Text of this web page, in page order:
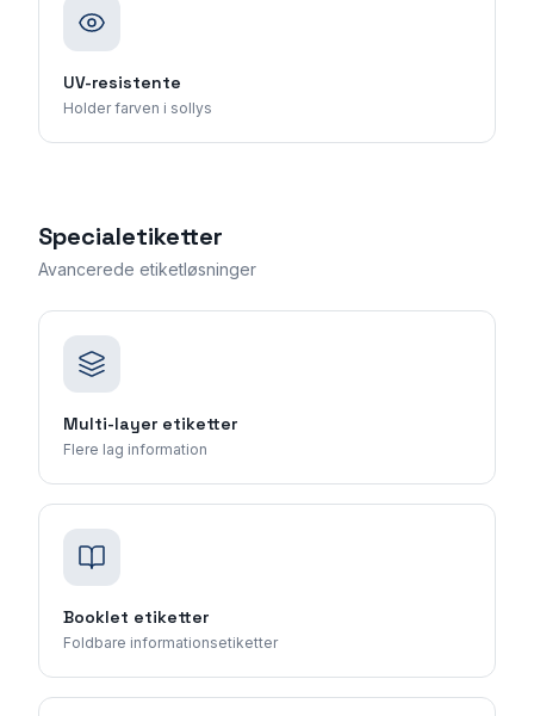
UV-resistente
Holder farven i sollys
Specialetiketter
Avancerede etiketløsninger
Multi-layer etiketter
Flere lag information
Booklet etiketter
Foldbare informationsetiketter